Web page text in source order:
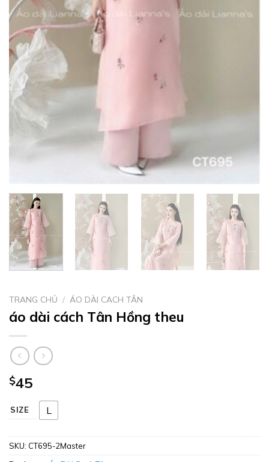
TRANG CHỦ / ÁO DÀI CACH TÂN
áo dài cách Tân Hồng theu
$45
SIZE L
SKU: CT695-2Master